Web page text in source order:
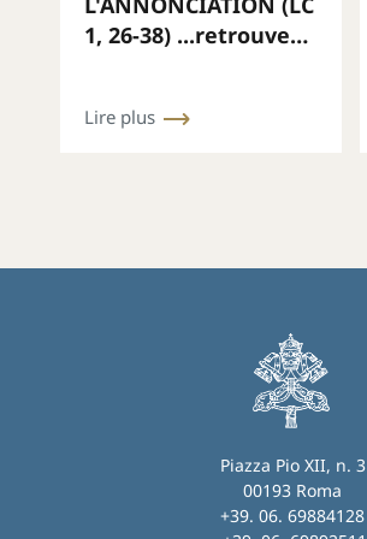
1, 26-38) ...retrouver
Lire plus
Piazza Pio XII, n. 3
00193 Roma
+39. 06. 69884128